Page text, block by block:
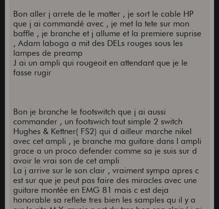
Bon aller j arrete de le matter , je sort le cable HP
que j ai commandé avec , je met la tete sur mon
baffle , je branche et j allume et la premiere suprise
, Adam laboga a mit des DELs rouges sous les
lampes de preamp
J ai un ampli qui rougeoit en attendant que je le
fasse rugir
Bon je branche le footswitch que j ai aussi
commander , un footswich tout simple 2 switch
Hughes & Kettner( FS2) qui d ailleur marche nikel
avec cet ampli , je branche ma guitare dans l ampli
grace a un proco defender comme sa je suis sur d
avoir le vrai son de cet ampli
La j arrive sur le son clair , vraiment sympa apres c
est sur que je peut pas faire des miracles avec une
guitare montée en EMG 81 mais c est deja
honorable sa reflete tres bien les samples qu il y a